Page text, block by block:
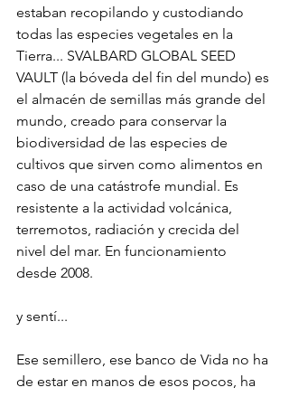
estaban recopilando y custodiando
todas las especies vegetales en la
Tierra... SVALBARD GLOBAL SEED
VAULT (la bóveda del fin del mundo) es
el almacén de semillas más grande del
mundo, creado para conservar la
biodiversidad de las especies de
cultivos que sirven como alimentos en
caso de una catástrofe mundial. Es
resistente a la actividad volcánica,
terremotos, radiación y crecida del
nivel del mar. En funcionamiento
desde 2008.
y sentí...
Ese semillero, ese banco de Vida no ha
de estar en manos de esos pocos, ha